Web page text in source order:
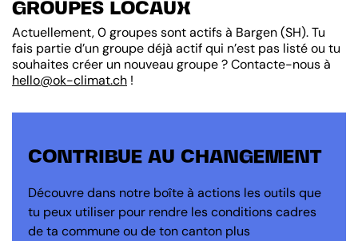
GROUPES LOCAUX
Actuellement, 0 groupes sont actifs à Bargen (SH). Tu
fais partie d’un groupe déjà actif qui n’est pas listé ou tu
souhaites créer un nouveau groupe ? Contacte-nous à
hello@ok-climat.ch !
CONTRIBUE AU CHANGEMENT
Découvre dans notre boîte à actions les outils que
tu peux utiliser pour rendre les conditions cadres
de ta commune ou de ton canton plus